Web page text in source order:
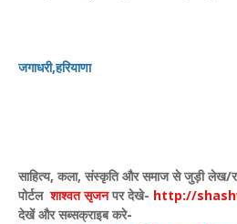
जगाधरी,हरियाणा
साहित्य, कला, संस्कृति और समाज से जुड़ी लेख/
पोर्टल शाश्वत सृजन पर देखे- http://
देखें और सब्सक्राइब करे-